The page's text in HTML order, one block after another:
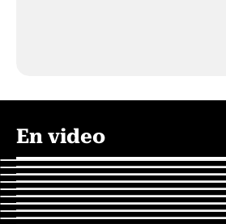
En video